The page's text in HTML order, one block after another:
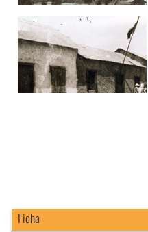
Ficha